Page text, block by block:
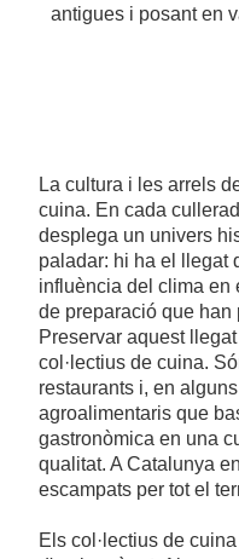
antigues i posant en
La cultura i les arrels
cuina. En cada
desplega un univers
paladar: hi ha el llegat
influència del clima en
de preparació que han
Preservar aquest
col·lectius de cuina.
restaurants i, en
agroalimentaris que
gastronòmica en una
qualitat. A Catalunya
escampats per tot el
Els col·lectius de